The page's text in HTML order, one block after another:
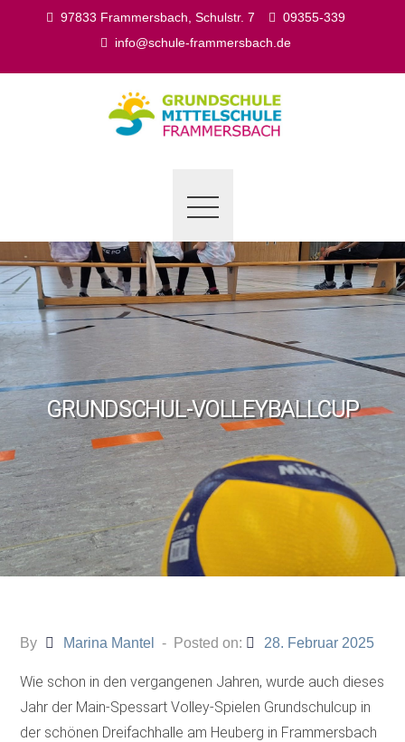
97833 Frammersbach, Schulstr. 7
09355-339
info@schule-frammersbach.de
GRUNDSCHUL-VOLLEYBALLCUP
By Marina Mantel Posted on: 28. Februar 2025
Wie schon in den vergangenen Jahren, wurde auch dieses
Jahr der Main-Spessart Volley-Spielen Grundschulcup in
der schönen Dreifachhalle am Heuberg in Frammersbach